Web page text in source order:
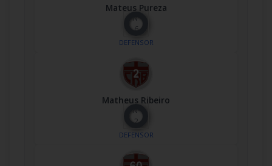
Mateus Pureza
Nº
6
DEFENSOR
Matheus Ribeiro
Nº
2
DEFENSOR